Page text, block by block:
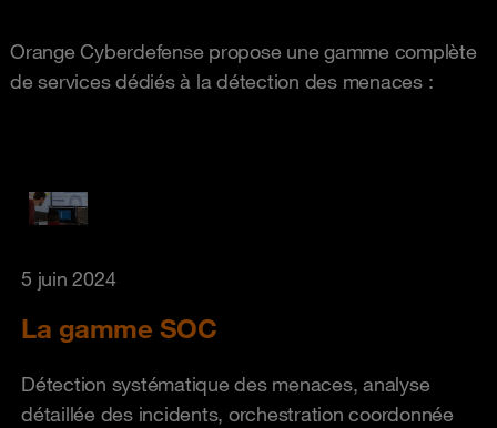
Orange Cyberdefense propose une gamme complète
de services dédiés à la détection des menaces :
5 juin 2024
La gamme SOC
Détection systématique des menaces, analyse
détaillée des incidents, orchestration coordonnée